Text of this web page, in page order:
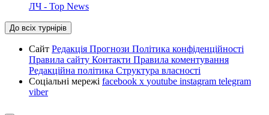
ЛЧ - Top News
До всіх турнірів
Сайт Редакція Прогнози Політика конфіденційності
Правила сайту Контакти Правила коментування
Редакційна політика Структура власності
Соціальні мережі facebook x youtube instagram telegram
viber